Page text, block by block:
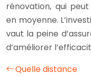
rénovation, qui
en moyenne.
vaut la peine
d’améliorer
Quelle distance